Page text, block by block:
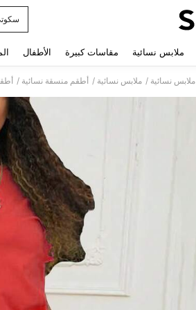
ملابس نسائية مقاسات كبيرة الأطفال
ملابس نسائية / ملابس نسائية / أطقم منسقة نسائية /